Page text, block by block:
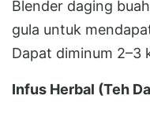
Blender daging
gula untuk
Dapat diminum 2–3
Infus Herbal (Teh